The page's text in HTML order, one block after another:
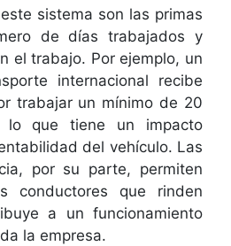
sistema son las primas
de días trabajados y
el trabajo. Por ejemplo, un
internacional recibe
trabajar un mínimo de 20
que tiene un impacto
del vehículo. Las
por su parte, permiten
conductores que rinden
a un funcionamiento
la empresa.